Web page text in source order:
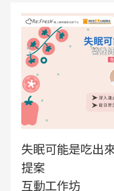
失眠可能是吃出
提案
互動工作坊